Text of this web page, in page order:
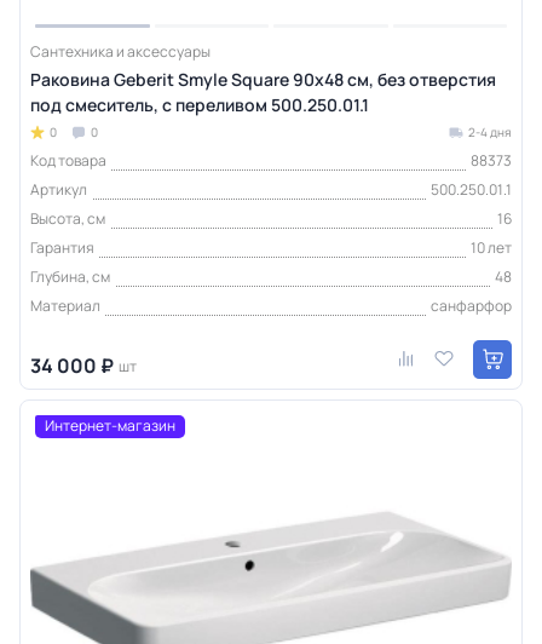
Сантехника и аксессуары
Раковина Geberit Smyle Square 90х48 см, без отверстия
под смеситель, с переливом 500.250.01.1
0 0 2-4 дня
Код товара
88373
Артикул
500.250.01.1
Высота, см
16
Гарантия
10 лет
Глубина, см
48
Материал
санфарфор
34 000 ₽ шт
Интернет-магазин